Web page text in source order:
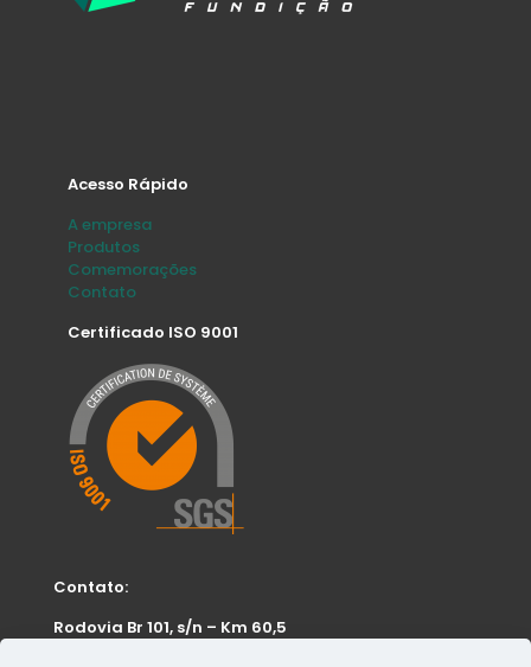
Acesso Rápido
A empresa
Produtos
Comemorações
Contato
Certificado ISO 9001
Contato:
Rodovia Br 101, s/n – Km 60,5